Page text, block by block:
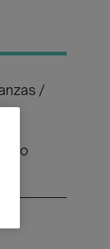
/
año